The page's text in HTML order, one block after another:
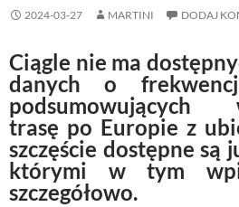
2024-03-27 MARTINI DODAJ
Ciągle nie ma
danych o
podsumowujących
trasę po Europie z
szczęście dostępne są
którymi w tym
szczegółowo.